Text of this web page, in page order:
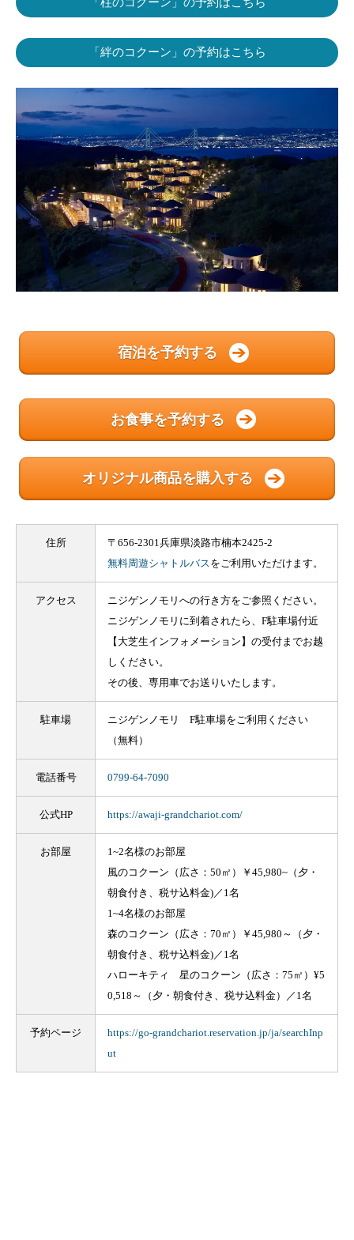
「絆のコクーン」の予約はこちら
宿泊を予約する
お食事を予約する
オリジナル商品を購入する
住所
〒656-2301兵庫県淡路市楠本2425-2
無料周遊シャトルバスをご利用いただけます。
アクセス
ニジゲンノモリへの行き方をご参照ください。
ニジゲンノモリに到着されたら、F駐車場付近
【大芝生インフォメーション】の受付までお越
しください。
その後、専用車でお送りいたします。
駐車場
ニジゲンノモリ F駐車場をご利用ください
（無料）
電話番号 0799-64-7090
公式HP https://awaji-grandchariot.com/
お部屋
1~2名様のお部屋
風のコクーン（広さ：50㎡）￥45,980~（夕・
朝食付き、税サ込料金)／1名
1~4名様のお部屋
森のコクーン（広さ：70㎡）￥45,980～（夕・
朝食付き、税サ込料金)／1名
ハローキティ 星のコクーン（広さ：75㎡）¥5
0,518～（夕・朝食付き、税サ込料金）／1名
予約ページ
https://go-grandchariot.reservation.jp/ja/searchInp
ut